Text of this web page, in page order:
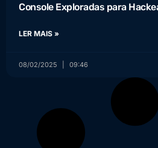
Console Exploradas para
LER MAIS »
08/02/2025 09:46